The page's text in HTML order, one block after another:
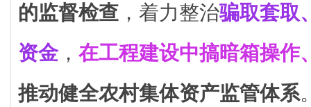
的监督检查 ，着力整治骗取套取
资金， 在工程建设中搞暗箱操作
推动健全农村集体资产监管体系